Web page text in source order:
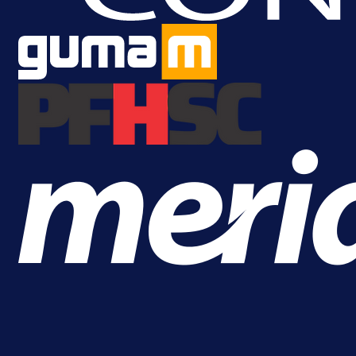
njemačka kluba krenula po bh.
reprezentativca!
1 dan 19 h